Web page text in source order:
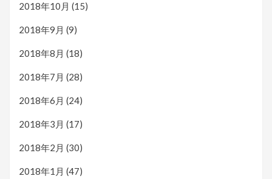
2018年10月 (15)
2018年9月 (9)
2018年8月 (18)
2018年7月 (28)
2018年6月 (24)
2018年3月 (17)
2018年2月 (30)
2018年1月 (47)